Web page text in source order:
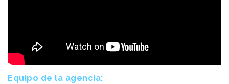
Equipo de la agencia: